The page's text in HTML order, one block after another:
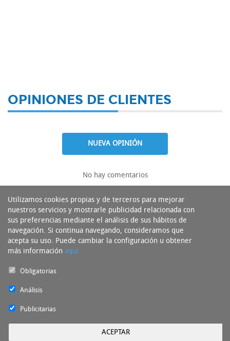
OPINIONES DE CLIENTES
NUEVA OPINIÓN
No hay comentarios
Utilizamos cookies propias y de terceros para mejorar
nuestros servicios y mostrarle publicidad relacionada con
sus preferencias mediante el análisis de sus hábitos de
navegación. Si continua navegando, consideramos que
acepta su uso. Puede cambiar la configuración u obtener
más información aquí
Obligatorias
Análisis
Publicitarias
ACEPTAR